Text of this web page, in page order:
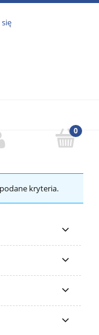
kryteria.